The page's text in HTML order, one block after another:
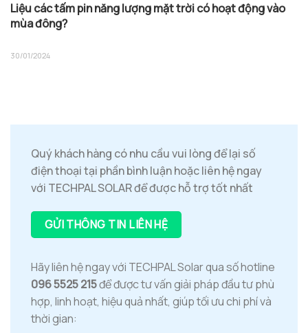
Liệu các tấm pin năng lượng mặt trời có hoạt động vào
mùa đông?
30/01/2024
Quý khách hàng có nhu cầu vui lòng để lại số
điện thoại tại phần bình luận hoặc liên hệ ngay
với TECHPAL SOLAR để được hỗ trợ tốt nhất
GỬI THÔNG TIN LIÊN HỆ
Hãy liên hệ ngay với TECHPAL Solar qua số hotline
096 5525 215để được tư vấn giải pháp đầu tư phù
hợp, linh hoạt, hiệu quả nhất, giúp tối ưu chi phí và
thời gian: